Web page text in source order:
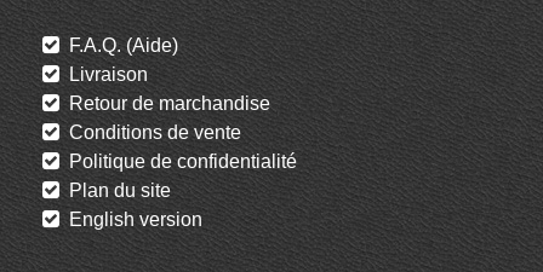
F.A.Q. (Aide)
Livraison
Retour de marchandise
Conditions de vente
Politique de confidentialité
Plan du site
English version